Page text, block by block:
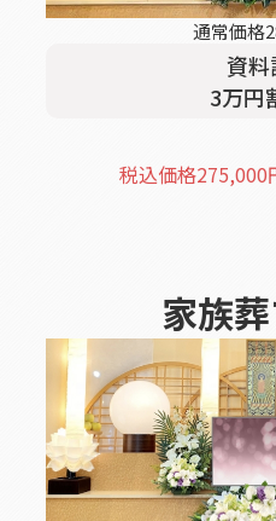
通常価格
資料
3万円
税込価格275,000
家族葬